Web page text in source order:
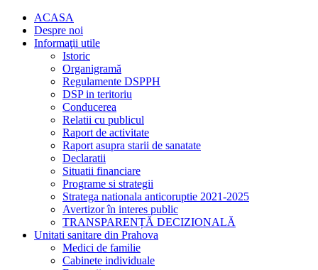
ACASA
Despre noi
Informaţii utile
Istoric
Organigramă
Regulamente DSPPH
DSP in teritoriu
Conducerea
Relatii cu publicul
Raport de activitate
Raport asupra starii de sanatate
Declaratii
Situatii financiare
Programe si strategii
Stratega nationala anticoruptie 2021-2025
Avertizor în interes public
TRANSPARENȚĂ DECIZIONALĂ
Unitati sanitare din Prahova
Medici de familie
Cabinete individuale